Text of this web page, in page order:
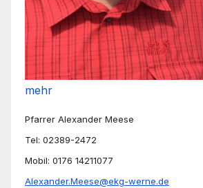
mehr
Pfarrer Alexander Meese
Tel: 02389-2472
Mobil: 0176 14211077
Alexander.Meese@ekg-werne.de